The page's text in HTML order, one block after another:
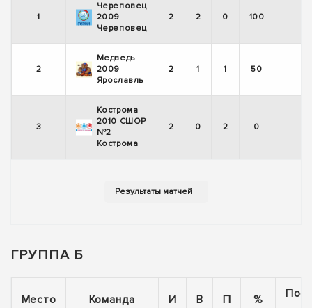
1
Череповец
2009
Череповец
2 2 0 100
2
Медведь
2009
Ярославль
2 1 1 50
3
Кострома
2010 СШОР
№2
Кострома
2 0 2 0
ГРУППА Б
Место Команда И В П %